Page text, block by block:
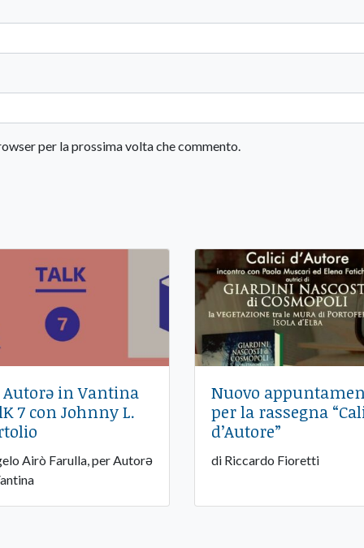
per la prossima volta che commento.
Autorə in Vantina
7 con Johnny L.
Airò Farulla, per Autorə
Nuovo
per la rassegna
d’Autore”
di Riccardo Fioretti